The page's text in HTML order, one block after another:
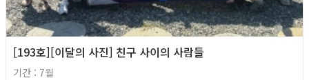
[193호][이달의 사진] 친구 사이의 사람들
기간 : 7월